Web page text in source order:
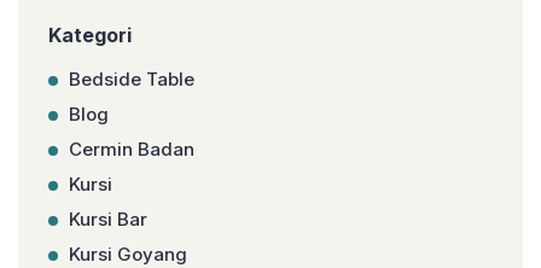
Kategori
Bedside Table
Blog
Cermin Badan
Kursi
Kursi Bar
Kursi Goyang